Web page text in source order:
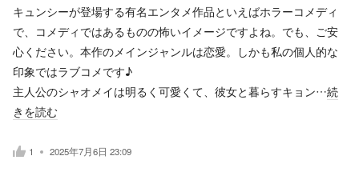
キュンシーが登場する有名エンタメ作品といえばホラーコメディ
で、コメディではあるものの怖いイメージですよね。でも、ご安
心ください。本作のメインジャンルは恋愛。しかも私の個人的な
印象ではラブコメです♪
主人公のシャオメイは明るく可愛くて、彼女と暮らすキョン…続
きを読む
1 2025年7月6日 23:09